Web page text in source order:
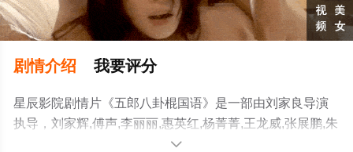
剧情介绍 我要评分
星辰影院剧情片《五郎八卦棍国语》是一部由刘家良导演
执导，刘家辉,傅声,李丽丽,惠英红,杨菁菁,王龙威,张展鹏,朱
铁和,小侯,高飞,郭政鸿,林威,?刘济民,刘雪华,李擎柱,林克明,
